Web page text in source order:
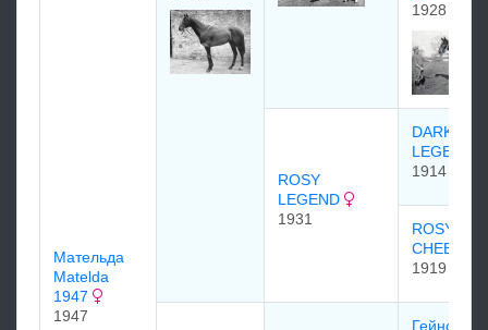
Мательда
Matelda
1947
1947
1928
ROSY
LEGEND
1931
DARK
LEGEND
1914
ROSY
CHEEKS
1919
Гейнсборо